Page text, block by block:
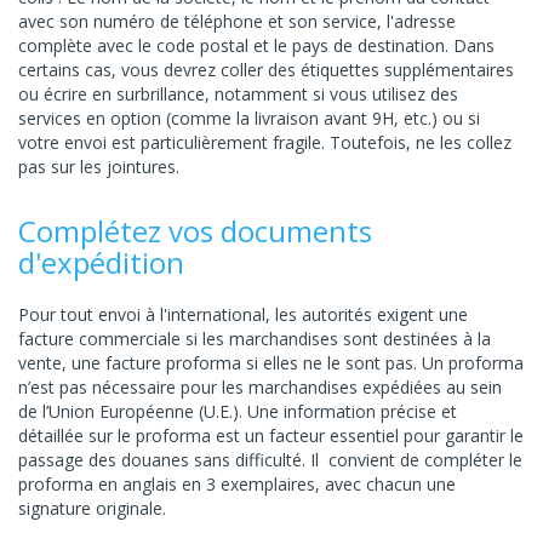
avec son numéro de téléphone et son service, l'adresse
complète avec le code postal et le pays de destination. Dans
certains cas, vous devrez coller des étiquettes supplémentaires
ou écrire en surbrillance, notamment si vous utilisez des
services en option (comme la livraison avant 9H, etc.) ou si
votre envoi est particulièrement fragile. Toutefois, ne les collez
pas sur les jointures.
Complétez vos documents
d'expédition
Pour tout envoi à l'international, les autorités exigent une
facture commerciale si les marchandises sont destinées à la
vente, une facture proforma si elles ne le sont pas. Un proforma
n’est pas nécessaire pour les marchandises expédiées au sein
de l’Union Européenne (U.E.). Une information précise et
détaillée sur le proforma est un facteur essentiel pour garantir le
passage des douanes sans difficulté. Il convient de compléter le
proforma en anglais en 3 exemplaires, avec chacun une
signature originale.